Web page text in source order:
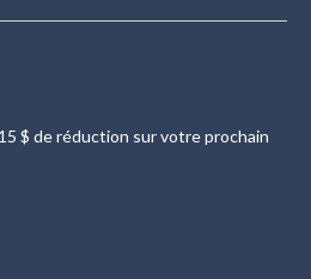
$ de réduction sur votre prochain